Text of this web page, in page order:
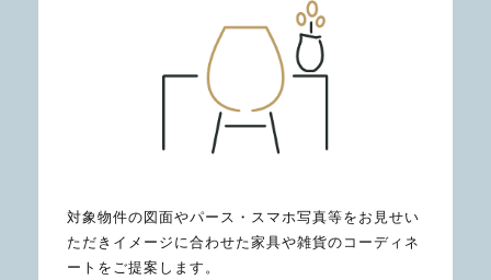
対象物件の図面やパース・スマホ写真等をお見せい
ただきイメージに合わせた家具や雑貨のコーディネ
ートをご提案します。